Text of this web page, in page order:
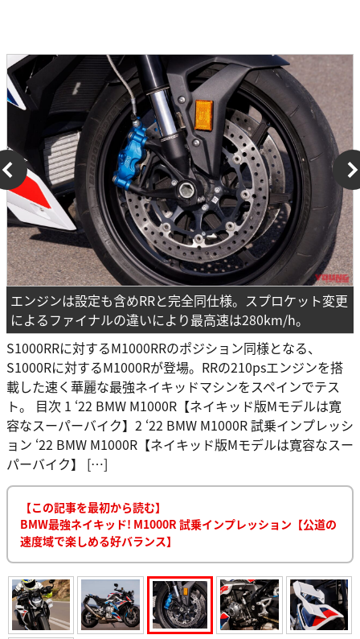
エンジンは設定も含めRRと完全同仕様。スプロケット変更
によるファイナルの違いにより最高速は280km/h。
S1000RRに対するM1000RRのポジション同様となる、
S1000Rに対するM1000Rが登場。RRの210psエンジンを搭
載した速く華麗な最強ネイキッドマシンをスペインでテス
ト。 目次 1 ‘22 BMW M1000R【ネイキッド版Mモデルは寛
容なスーパーバイク】2 ‘22 BMW M1000R 試乗インプレッシ
ョン ‘22 BMW M1000R【ネイキッド版Mモデルは寛容なスー
パーバイク】 […]
【この記事を最初から読む】
BMW最強ネイキッド! M1000R 試乗インプレッション【公道の
速度域で楽しめる好バランス】